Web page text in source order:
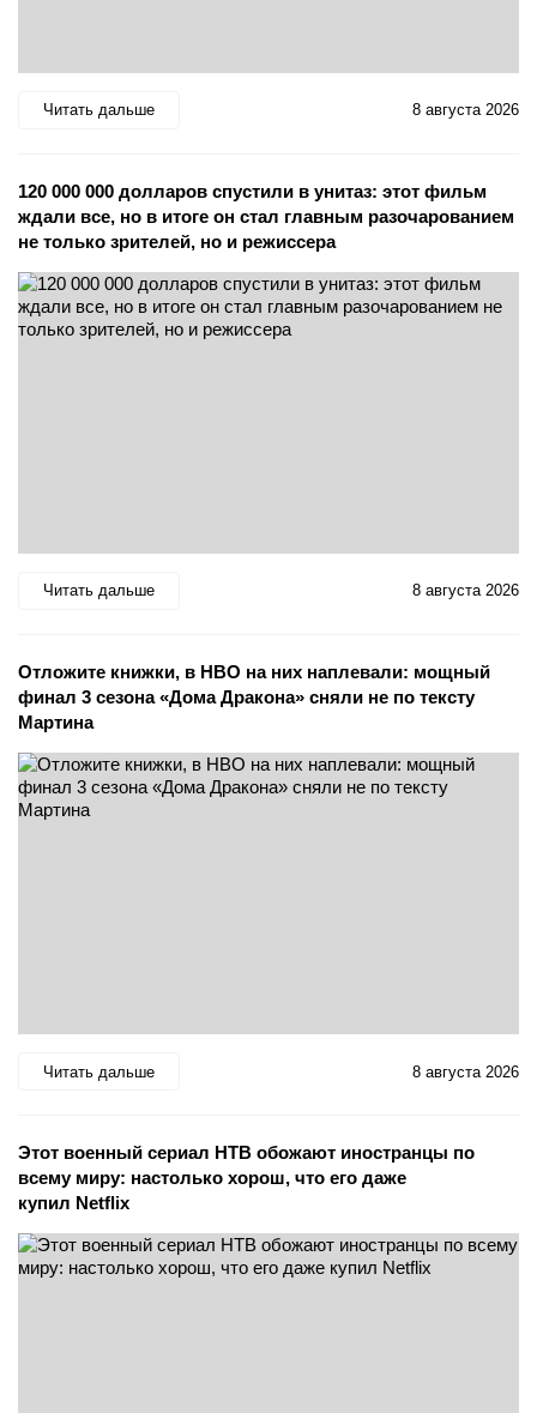
Читать дальше 8 августа 2026
120 000 000 долларов спустили в унитаз: этот фильм
ждали все, но в итоге он стал главным разочарованием
не только зрителей, но и режиссера
Читать дальше 8 августа 2026
Отложите книжки, в HBO на них наплевали: мощный
финал 3 сезона «Дома Дракона» сняли не по тексту
Мартина
Читать дальше 8 августа 2026
Этот военный сериал НТВ обожают иностранцы по
всему миру: настолько хорош, что его даже
купил Netflix